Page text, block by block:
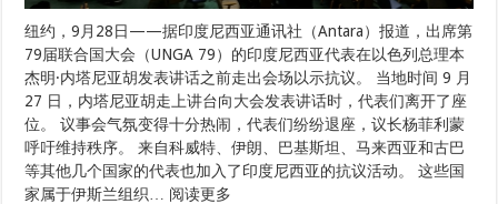
纽约，9月28日——据印度尼西亚通讯社（Antara）报道，出席第
79届联合国大会（UNGA 79）的印度尼西亚代表在以色列总理本
杰明·内塔尼亚胡发表讲话之前走出会场以示抗议。 当地时间 9 月
27 日，内塔尼亚胡走上讲台向大会发表讲话时，代表们离开了座
位。 议事会气氛变得十分热闹，代表们纷纷退座，议长杨菲利蒙
呼吁维持秩序。 来自科威特、伊朗、巴基斯坦、马来西亚和古巴
等其他几个国家的代表也加入了印度尼西亚的抗议活动。 这些国
家属于伊斯兰组织… 阅读更多